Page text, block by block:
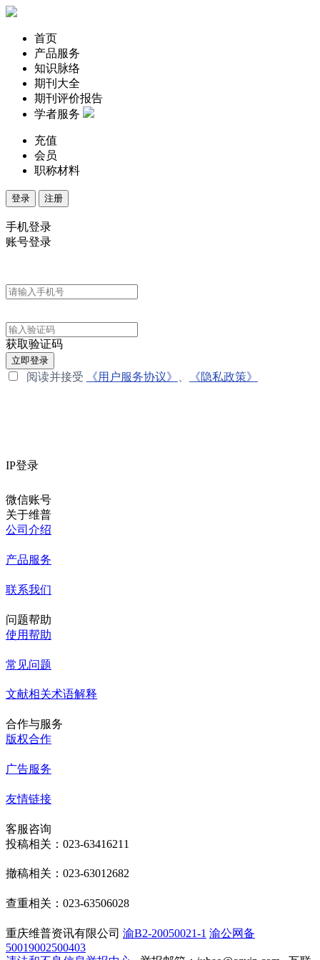
首页
产品服务
知识脉络
期刊大全
期刊评价报告
学者服务
充值
会员
职称材料
登录 注册
手机登录
账号登录
获取验证码
立即登录
阅读并接受 《用户服务协议》 《隐私政策》
IP登录
微信账号
关于维普
公司介绍
产品服务
联系我们
问题帮助
使用帮助
常见问题
文献相关术语解释
合作与服务
版权合作
广告服务
友情链接
客服咨询
投稿相关：023-63416211
撤稿相关：023-63012682
查重相关：023-63506028
重庆维普资讯有限公司 渝B2-20050021-1 渝公网备
50019002500403